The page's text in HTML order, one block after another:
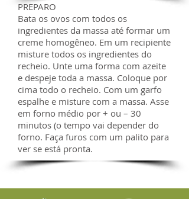
PREPARO
Bata os ovos com todos os
ingredientes da massa até formar um
creme homogêneo. Em um recipiente
misture todos os ingredientes do
recheio. Unte uma forma com azeite
e despeje toda a massa. Coloque por
cima todo o recheio. Com um garfo
espalhe e misture com a massa. Asse
em forno médio por + ou – 30
minutos (o tempo vai depender do
forno. Faça furos com um palito para
ver se está pronta.